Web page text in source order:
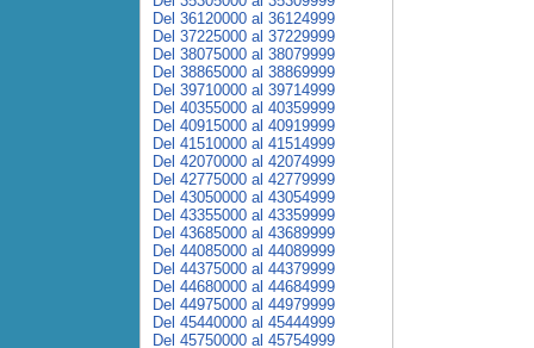
Del 36120000 al 36124999
Del 37225000 al 37229999
Del 38075000 al 38079999
Del 38865000 al 38869999
Del 39710000 al 39714999
Del 40355000 al 40359999
Del 40915000 al 40919999
Del 41510000 al 41514999
Del 42070000 al 42074999
Del 42775000 al 42779999
Del 43050000 al 43054999
Del 43355000 al 43359999
Del 43685000 al 43689999
Del 44085000 al 44089999
Del 44375000 al 44379999
Del 44680000 al 44684999
Del 44975000 al 44979999
Del 45440000 al 45444999
Del 45750000 al 45754999